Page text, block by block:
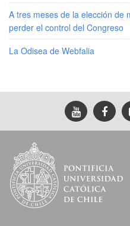
A tres meses de la elección de
perder el control del Congreso
La Odisea de Webfalia